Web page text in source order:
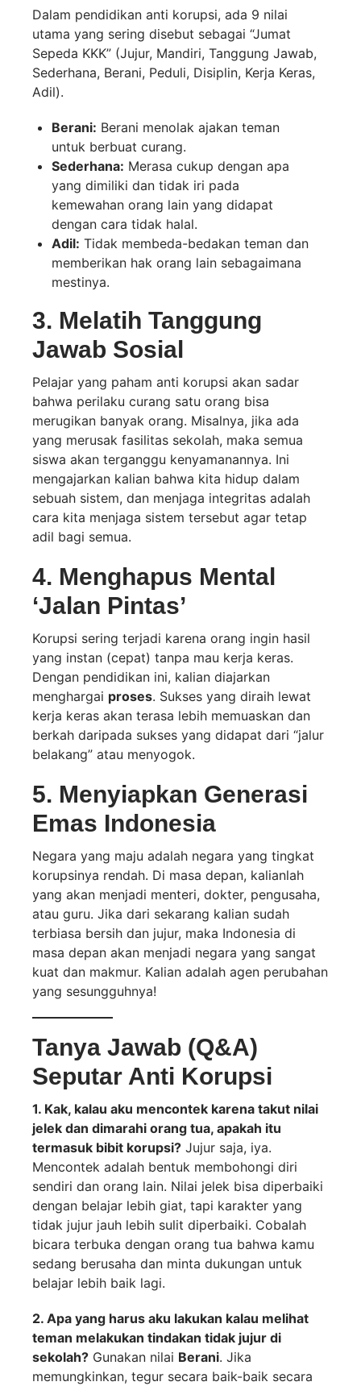
Dalam pendidikan anti korupsi, ada 9 nilai
utama yang sering disebut sebagai “Jumat
Sepeda KKK” (Jujur, Mandiri, Tanggung Jawab,
Sederhana, Berani, Peduli, Disiplin, Kerja Keras,
Adil).
Berani: Berani menolak ajakan teman
untuk berbuat curang.
Sederhana: Merasa cukup dengan apa
yang dimiliki dan tidak iri pada
kemewahan orang lain yang didapat
dengan cara tidak halal.
Adil: Tidak membeda-bedakan teman dan
memberikan hak orang lain sebagaimana
mestinya.
3. Melatih Tanggung
Jawab Sosial
Pelajar yang paham anti korupsi akan sadar
bahwa perilaku curang satu orang bisa
merugikan banyak orang. Misalnya, jika ada
yang merusak fasilitas sekolah, maka semua
siswa akan terganggu kenyamanannya. Ini
mengajarkan kalian bahwa kita hidup dalam
sebuah sistem, dan menjaga integritas adalah
cara kita menjaga sistem tersebut agar tetap
adil bagi semua.
4. Menghapus Mental
‘Jalan Pintas’
Korupsi sering terjadi karena orang ingin hasil
yang instan (cepat) tanpa mau kerja keras.
Dengan pendidikan ini, kalian diajarkan
menghargai proses. Sukses yang diraih lewat
kerja keras akan terasa lebih memuaskan dan
berkah daripada sukses yang didapat dari “jalur
belakang” atau menyogok.
5. Menyiapkan Generasi
Emas Indonesia
Negara yang maju adalah negara yang tingkat
korupsinya rendah. Di masa depan, kalianlah
yang akan menjadi menteri, dokter, pengusaha,
atau guru. Jika dari sekarang kalian sudah
terbiasa bersih dan jujur, maka Indonesia di
masa depan akan menjadi negara yang sangat
kuat dan makmur. Kalian adalah agen perubahan
yang sesungguhnya!
Tanya Jawab (Q&A)
Seputar Anti Korupsi
1. Kak, kalau aku mencontek karena takut nilai
jelek dan dimarahi orang tua, apakah itu
termasuk bibit korupsi? Jujur saja, iya.
Mencontek adalah bentuk membohongi diri
sendiri dan orang lain. Nilai jelek bisa diperbaiki
dengan belajar lebih giat, tapi karakter yang
tidak jujur jauh lebih sulit diperbaiki. Cobalah
bicara terbuka dengan orang tua bahwa kamu
sedang berusaha dan minta dukungan untuk
belajar lebih baik lagi.
2. Apa yang harus aku lakukan kalau melihat
teman melakukan tindakan tidak jujur di
sekolah? Gunakan nilai Berani. Jika
memungkinkan, tegur secara baik-baik secara